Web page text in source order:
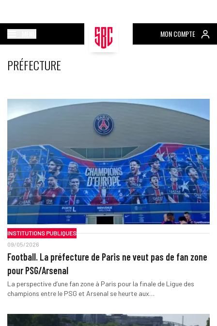
MON COMPTE
PRÉFECTURE
INSTITUTIONS PUBLIQUES
09/05/2026
Football. La préfecture de Paris ne veut pas de fan zone
pour PSG/Arsenal
La perspective d’une fan zone à Paris pour la finale de Ligue des
champions entre le PSG et Arsenal se heurte aux…